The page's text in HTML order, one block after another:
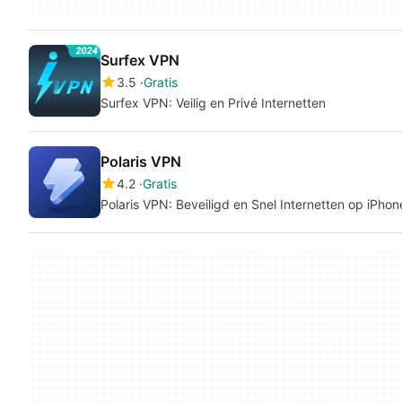
Surfex VPN
3.5 Gratis
Surfex VPN: Veilig en Privé Internetten
Polaris VPN
4.2 Gratis
Polaris VPN: Beveiligd en Snel Internetten op